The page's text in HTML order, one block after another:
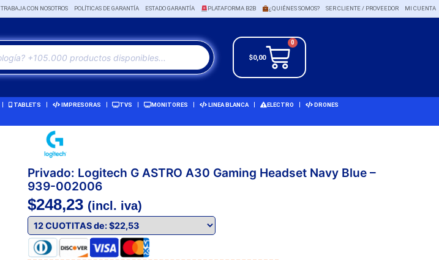
TRABAJA CON NOSOTROS POLÍTICAS DE GARANTÍA ESTADO GARANTÍA PLATAFORMA B2B ¿QUIÉNES SOMOS? SER CLIENTE / PROVEEDOR MI CUENTA
$0,00
0
TABLETS IMPRESORAS TVS MONITORES LINEA BLANCA ELECTRO DRONES
Privado: Logitech G ASTRO A30 Gaming Headset Navy Blue –
939-002006
$248,23 (incl. iva)